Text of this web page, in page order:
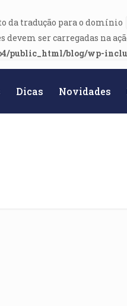
da tradução para o domínio
devem ser carregadas na
public_html/blog/wp-
Dicas Novidades